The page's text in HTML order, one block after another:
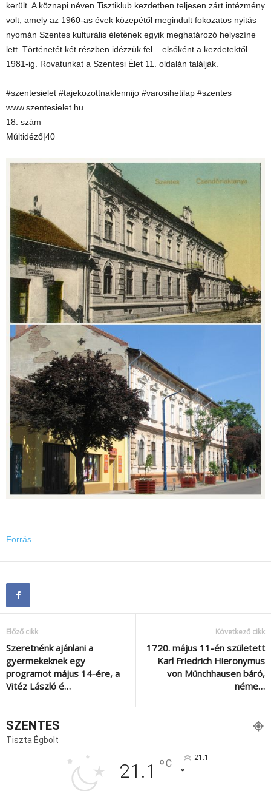
került. A köznapi néven Tisztiklub kezdetben teljesen zárt intézmény
volt, amely az 1960-as évek közepétől megindult fokozatos nyitás
nyomán Szentes kulturális életének egyik meghatározó helyszíne
lett. Történetét két részben idézzük fel – elsőként a kezdetektől
1981-ig. Rovatunkat a Szentesi Élet 11. oldalán találják.
#szentesielet #tajekozottnaklennijo #varosihetilap #szentes
www.szentesielet.hu
18. szám
Múltidéző|40
Forrás
Előző cikk
Szeretnénk ajánlani a
gyermekeknek egy
programot május 14-ére, a
Vitéz László é…
Következő cikk
1720. május 11-én született
Karl Friedrich Hieronymus
von Münchhausen báró,
néme…
SZENTES
Tiszta Égbolt
21.1 °C 21.1
°